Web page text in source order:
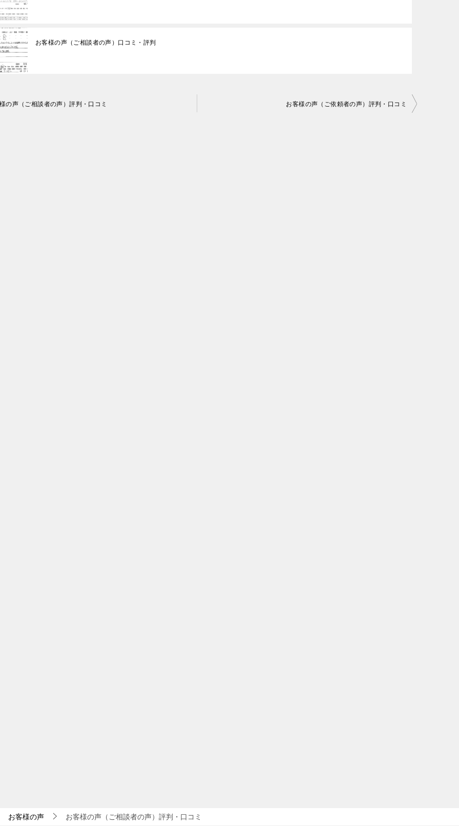
お客様の声（ご相談者の声）口コミ・評判
の声（ご相談者の声）評判・口コミ お客様の声（ご依頼者の声）評判・口コミ
お客様の声 お客様の声（ご相談者の声）評判・口コミ